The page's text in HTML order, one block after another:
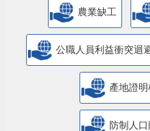
農業缺工
公職人員利益衝突迴
產地證
防制人